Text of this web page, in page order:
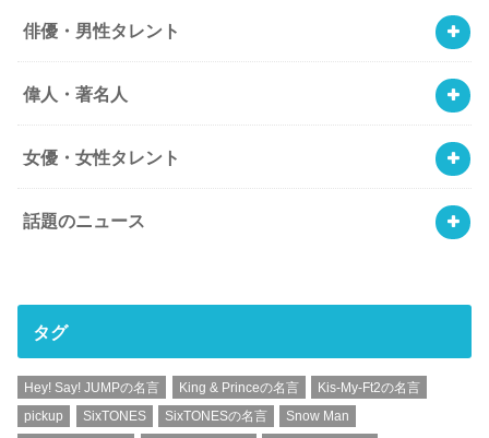
俳優・男性タレント
偉人・著名人
女優・女性タレント
話題のニュース
タグ
Hey! Say! JUMPの名言 King & Princeの名言
Kis-My-Ft2の名言
pickup
SixTONES SixTONESの名言
Snow Man